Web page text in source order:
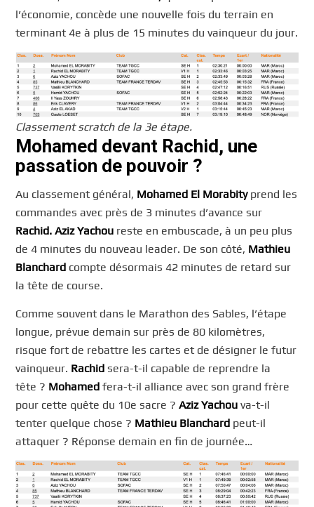
l’économie, concède une nouvelle fois du terrain en
terminant 4e à plus de 15 minutes du vainqueur du jour.
Classement scratch de la 3e étape.
Mohamed devant Rachid, une
passation de pouvoir ?
Au classement général, Mohamed El Morabityprend les
commandes avec près de 3 minutes d’avance sur
Rachid. Aziz Yachou reste en embuscade, à un peu plus
de 4 minutes du nouveau leader. De son côté, Mathieu
Blanchard compte désormais 42 minutes de retard sur
la tête de course.
Comme souvent dans le Marathon des Sables, l’étape
longue, prévue demain sur près de 80 kilomètres,
risque fort de rebattre les cartes et de désigner le futur
vainqueur. Rachid sera-t-il capable de reprendre la
tête ? Mohamed fera-t-il alliance avec son grand frère
pour cette quête du 10e sacre ?Aziz Yachou va-t-il
tenter quelque chose ? Mathieu Blanchard peut-il
attaquer ? Réponse demain en fin de journée…